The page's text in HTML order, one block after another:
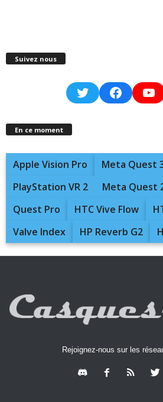
Suivez nous
Twitter
En ce moment
Apple Vision Pro
Meta Quest
PlayStation VR 2
Meta Quest
Quest Pro
HTC Vive Flow
Valve Index
HP Reverb G2
Rejoignez-nous sur les